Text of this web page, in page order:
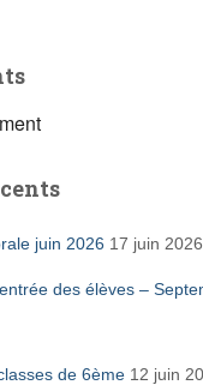
juin 2026 17 juin 2026
des élèves –
de 6ème 12 juin